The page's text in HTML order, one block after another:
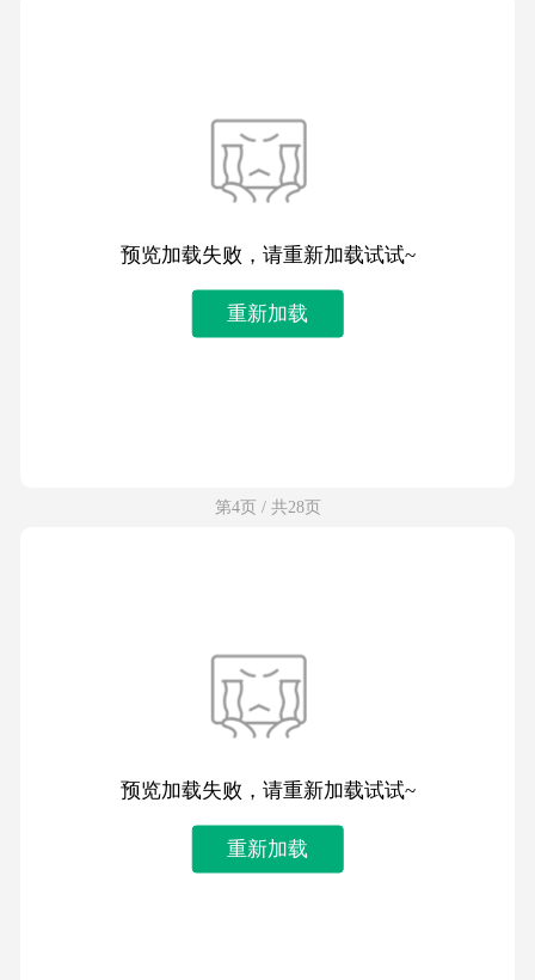
预览加载失败，请重新加载试试~
重新加载
第4页 / 共28页
预览加载失败，请重新加载试试~
重新加载